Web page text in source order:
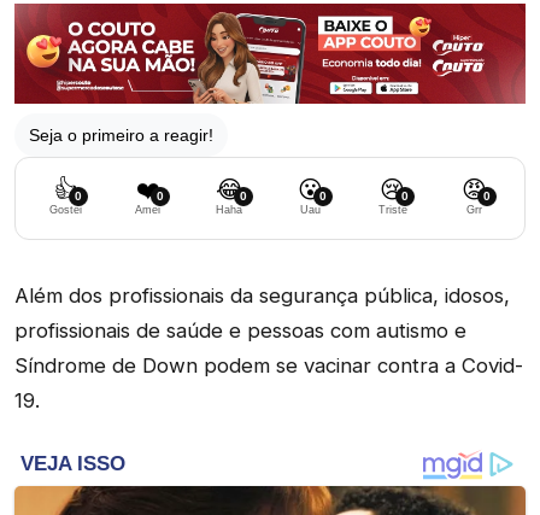
Seja o primeiro a reagir!
👍0
Gostei
❤️0
Amei
😂0
Haha
😮0
Uau
😢0
Triste
😡0
Grr
Além dos profissionais da segurança pública, idosos,
profissionais de saúde e pessoas com autismo e
Síndrome de Down podem se vacinar contra a Covid-
19.